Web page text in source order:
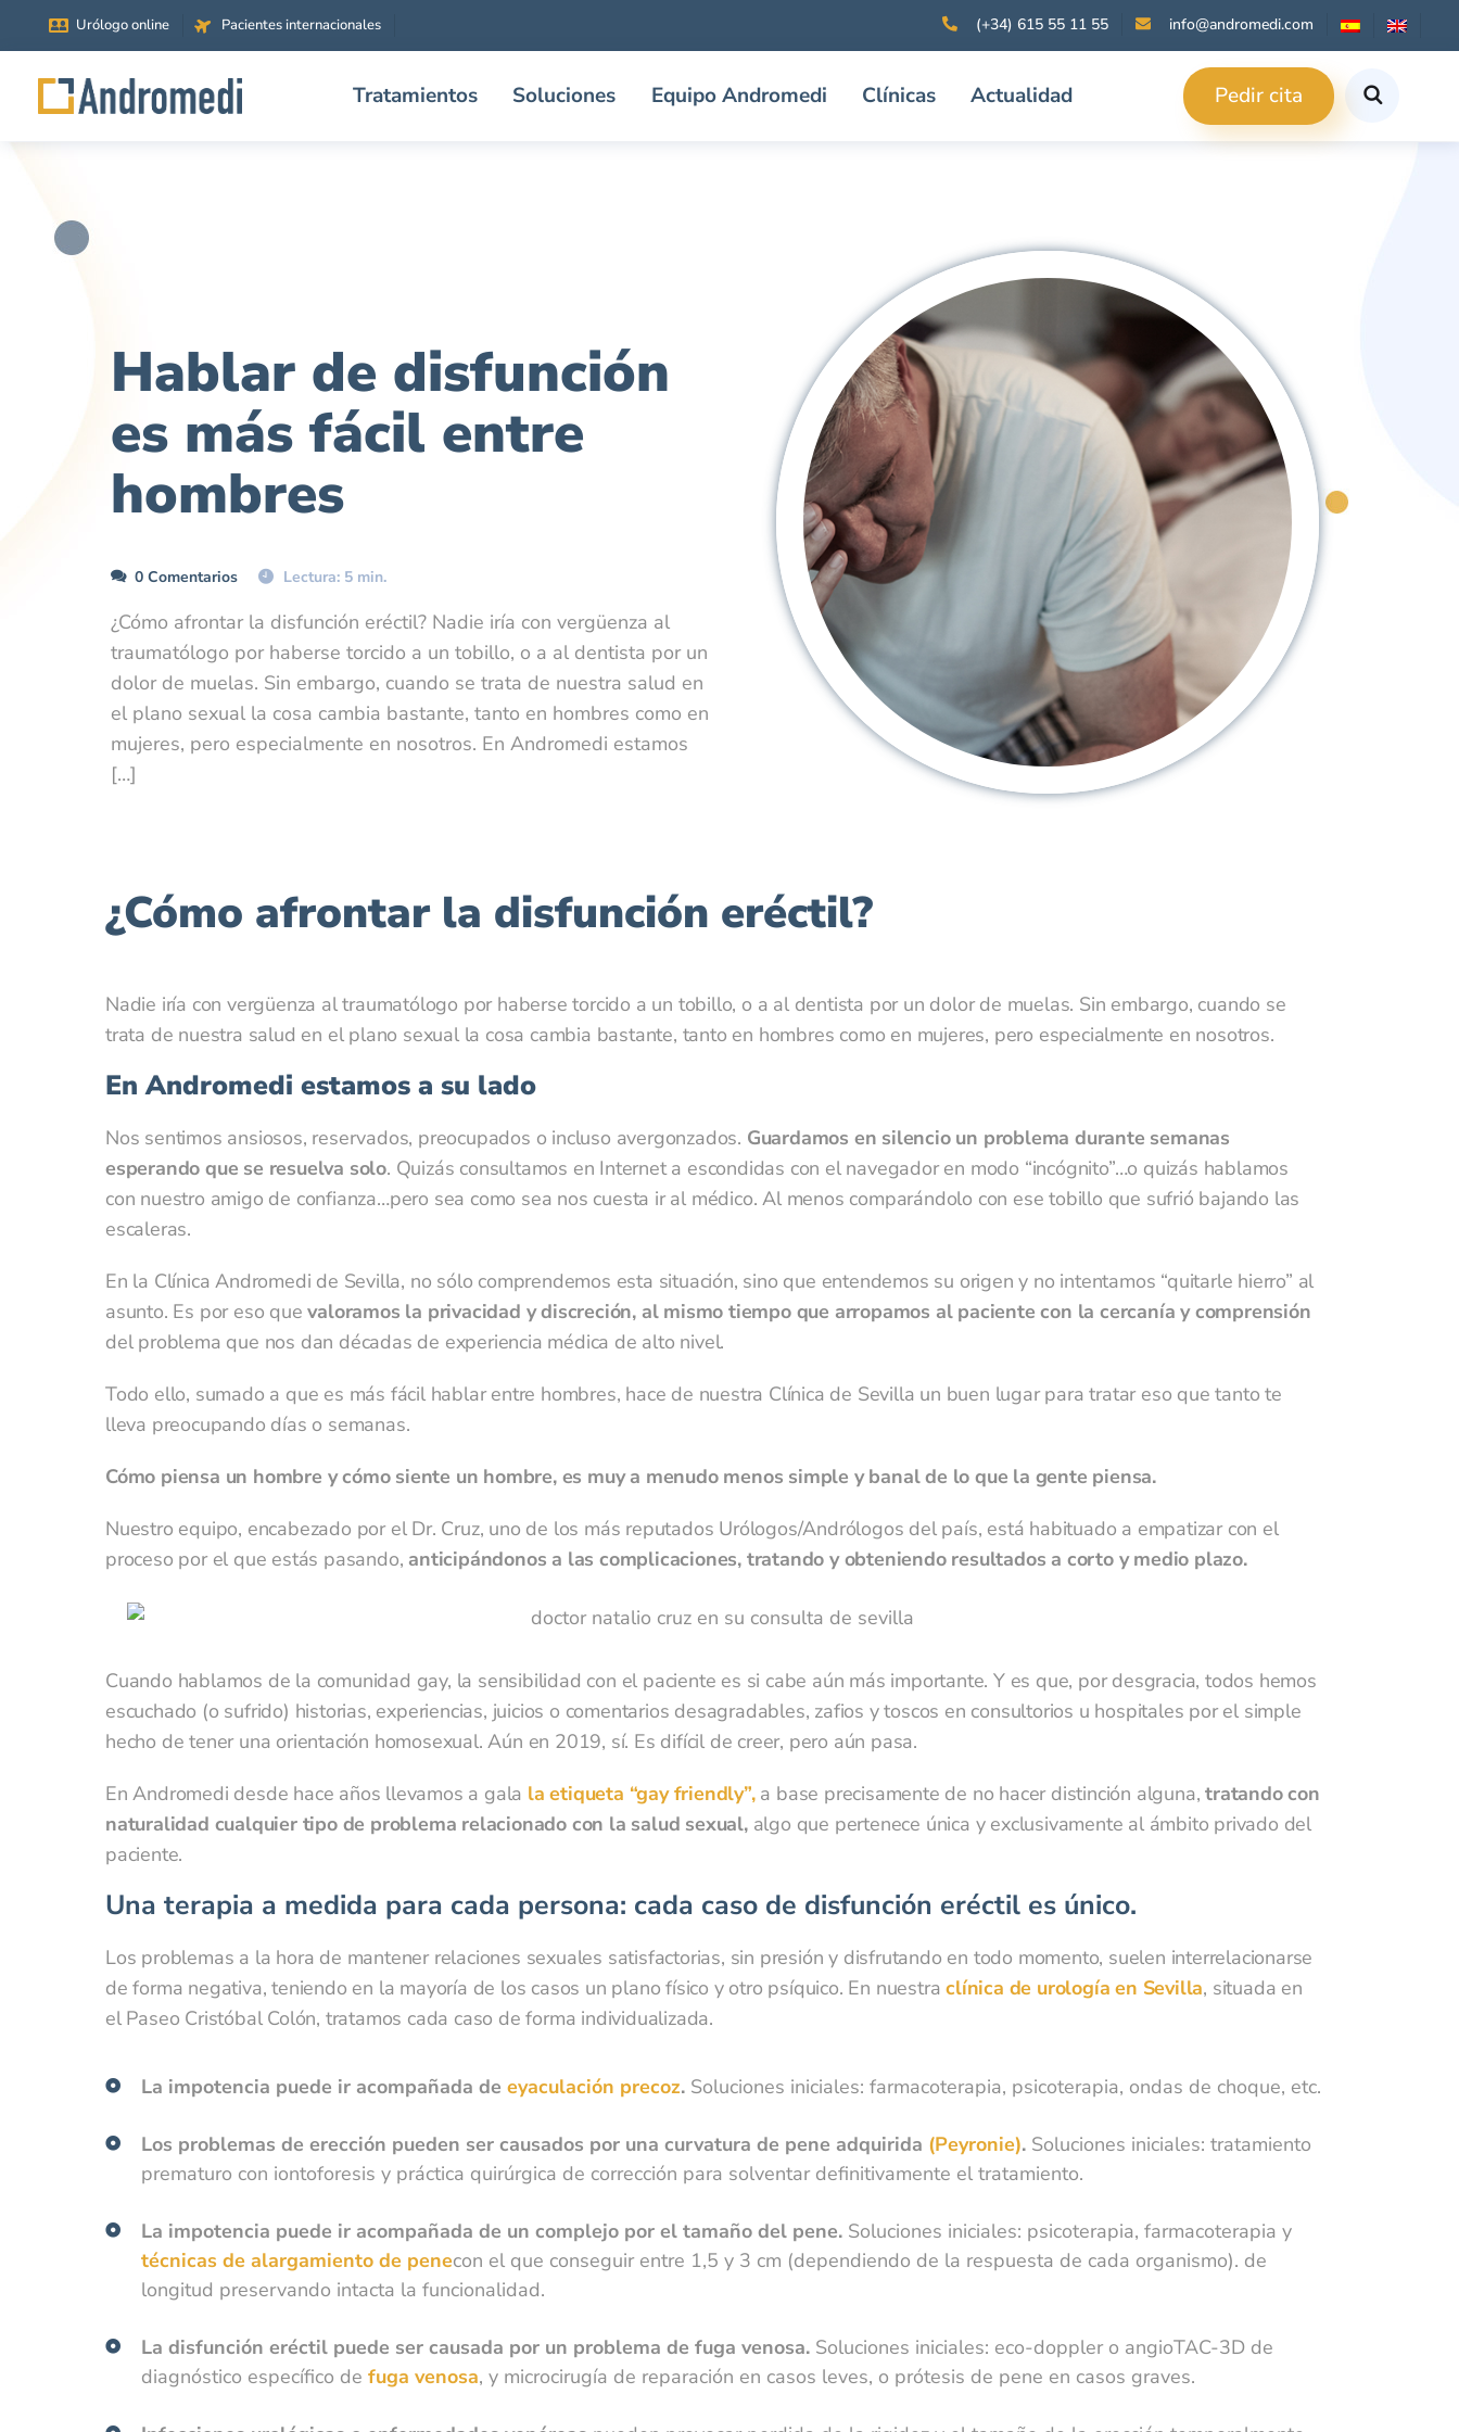
Urólogo online Pacientes internacionales (+34) 615 55 11 55 info@andromedi.com
Tratamientos Soluciones Equipo Andromedi Clínicas Actualidad Pedir cita
Hablar de disfunción
es más fácil entre
hombres
0 Comentarios Lectura: 5 min.
¿Cómo afrontar la disfunción eréctil? Nadie iría con vergüenza al
traumatólogo por haberse torcido a un tobillo, o a al dentista por un
dolor de muelas. Sin embargo, cuando se trata de nuestra salud en
el plano sexual la cosa cambia bastante, tanto en hombres como en
mujeres, pero especialmente en nosotros. En Andromedi estamos
[…]
¿Cómo afrontar la disfunción eréctil?
Nadie iría con vergüenza al traumatólogo por haberse torcido a un tobillo, o a al dentista por un dolor de muelas. Sin embargo, cuando se
trata de nuestra salud en el plano sexual la cosa cambia bastante, tanto en hombres como en mujeres, pero especialmente en nosotros.
En Andromedi estamos a su lado
Nos sentimos ansiosos, reservados, preocupados o incluso avergonzados. Guardamos en silencio un problema durante semanas
esperando que se resuelva solo. Quizás consultamos en Internet a escondidas con el navegador en modo “incógnito”…o quizás hablamos
con nuestro amigo de confianza…pero sea como sea nos cuesta ir al médico. Al menos comparándolo con ese tobillo que sufrió bajando las
escaleras.
En la Clínica Andromedi de Sevilla, no sólo comprendemos esta situación, sino que entendemos su origen y no intentamos “quitarle hierro” al
asunto. Es por eso quevaloramos la privacidad y discreción, al mismo tiempo que arropamos al paciente con la cercanía y comprensión
del problema que nos dan décadas de experiencia médica de alto nivel.
Todo ello, sumado a que es más fácil hablar entre hombres, hace de nuestra Clínica de Sevilla un buen lugar para tratar eso que tanto te
lleva preocupando días o semanas.
Cómo piensa un hombre y cómo siente un hombre, es muy a menudo menos simple y banal de lo que la gente piensa.
Nuestro equipo, encabezado por el Dr. Cruz, uno de los más reputados Urólogos/Andrólogos del país, está habituado a empatizar con el
proceso por el que estás pasando, anticipándonos a las complicaciones, tratando y obteniendo resultados a corto y medio plazo.
Cuando hablamos de la comunidad gay, la sensibilidad con el paciente es si cabe aún más importante. Y es que, por desgracia, todos hemos
escuchado (o sufrido) historias, experiencias, juicios o comentarios desagradables, zafios y toscos en consultorios u hospitales por el simple
hecho de tener una orientación homosexual. Aún en 2019, sí. Es difícil de creer, pero aún pasa.
En Andromedi desde hace años llevamos a gala la etiqueta “gay friendly”,a base precisamente de no hacer distinción alguna,tratando con
naturalidad cualquier tipo de problema relacionado con la salud sexual, algo que pertenece única y exclusivamente al ámbito privado del
paciente.
Una terapia a medida para cada persona: cada caso de disfunción eréctil es único.
Los problemas a la hora de mantener relaciones sexuales satisfactorias, sin presión y disfrutando en todo momento, suelen interrelacionarse
de forma negativa, teniendo en la mayoría de los casos un plano físico y otro psíquico. En nuestraclínica de urología en Sevilla, situada en
el Paseo Cristóbal Colón, tratamos cada caso de forma individualizada.
La impotencia puede ir acompañada de eyaculación precoz.Soluciones iniciales: farmacoterapia, psicoterapia, ondas de choque, etc.
Los problemas de erección pueden ser causados por una curvatura de pene adquirida (Peyronie).Soluciones iniciales: tratamiento
prematuro con iontoforesis y práctica quirúrgica de corrección para solventar definitivamente el tratamiento.
La impotencia puede ir acompañada de un complejo por el tamaño del pene. Soluciones iniciales: psicoterapia, farmacoterapia y
técnicas de alargamiento de penecon el que conseguir entre 1,5 y 3 cm (dependiendo de la respuesta de cada organismo). de
longitud preservando intacta la funcionalidad.
La disfunción eréctil puede ser causada por un problema de fuga venosa.Soluciones iniciales: eco-doppler o angioTAC-3D de
diagnóstico específico de fuga venosa, y microcirugía de reparación en casos leves, o prótesis de pene en casos graves.
¿Cuál es el motivo de su consulta? *
¿Quieres adjuntar un archivo? Analíticas, pruebas.
El límite de tamaño de los archivos es de 20 MB.
Apellidos*
Nombre*